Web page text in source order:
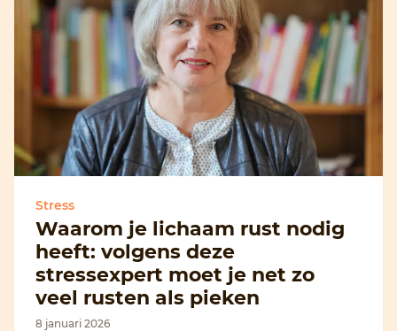
Stress
Waarom je lichaam rust nodig
heeft: volgens deze
stressexpert moet je net zo
veel rusten als pieken
8 januari 2026